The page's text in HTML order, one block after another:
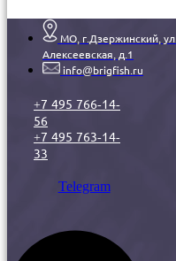
МО, г.Дзержинский, ул.
Алексеевская, д.1
info@brigfish.ru
+7 495 766-14-
56
+7 495 763-14-
33
Telegram